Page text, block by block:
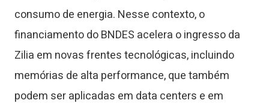
consumo de energia. Nesse contexto, o
financiamento do BNDES acelera o ingresso da
Zilia em novas frentes tecnológicas, incluindo
memórias de alta performance, que também
podem ser aplicadas em data centers e em